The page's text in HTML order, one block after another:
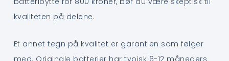
kvaliteten på delene.
Et annet tegn på kvalitet er garantien som følger